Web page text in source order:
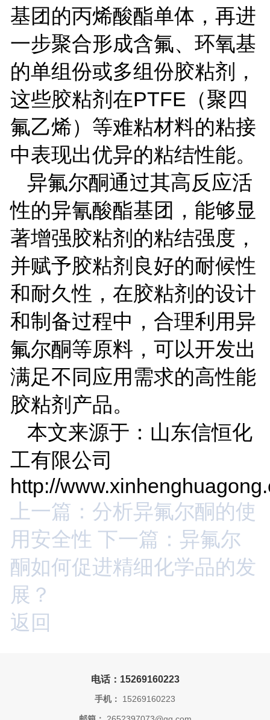
基团的丙烯酸酯单体，再进
一步聚合形成含氟、环氧基
的单组份或多组份胶粘剂，
这些胶粘剂在PTFE （聚四
氟乙烯）等难粘材料的粘接
中表现出优异的粘结性能。
异氟尔酮通过其高反应活
性的异氰酸酯基团，能够显
著增强胶粘剂的粘结强度，
并赋予胶粘剂良好的耐候性
和耐久性，在胶粘剂的设计
和制备过程中，合理利用异
氟尔酮等原料，可以开发出
满足不同应用需求的高性能
胶粘剂产品。
本文来源于：山东信恒化
工有限公司
http://
上一篇：分析异氟尔酮的使
用安全性 下一篇：异氟尔
酮如何促进精细化学品的发
展？
返回
电话：15269160223
手机： 15269160223